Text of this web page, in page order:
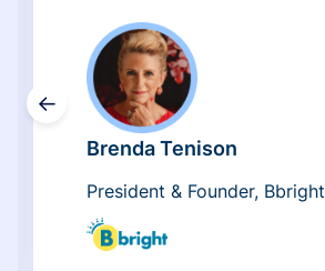
←
Brenda Tenison
President & Founder, Bbright